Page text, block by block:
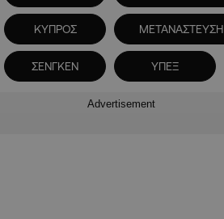
ΚΥΠΡΟΣ ΜΕΤΑΝΑΣΤΕΥΣΗ
ΣΕΝΓΚΕΝ ΥΠΕΞ
Advertisement